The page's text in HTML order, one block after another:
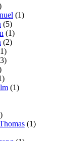
(1)
(5)
(1)
(2)
(1)
(1)